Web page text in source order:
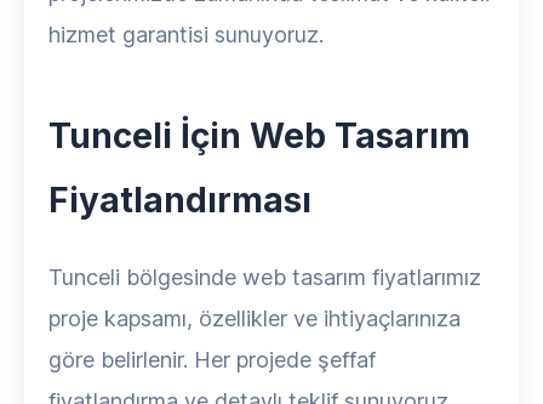
hizmet garantisi sunuyoruz.
Tunceli İçin Web Tasarım
Fiyatlandırması
Tunceli bölgesinde web tasarım fiyatlarımız
proje kapsamı, özellikler ve ihtiyaçlarınıza
göre belirlenir. Her projede şeffaf